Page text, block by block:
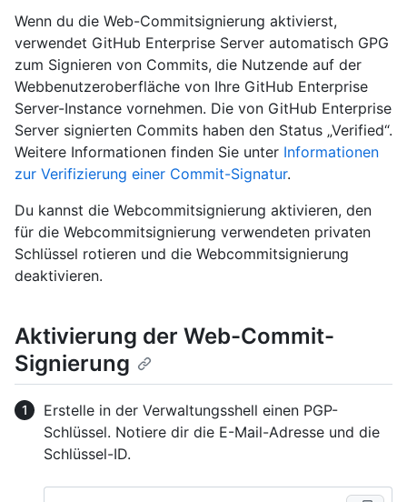
Wenn du die Web-Commitsignierung aktivierst,
verwendet GitHub Enterprise Server automatisch GPG
zum Signieren von Commits, die Nutzende auf der
Webbenutzeroberfläche von Ihre GitHub Enterprise
Server-Instance vornehmen. Die von GitHub Enterprise
Server signierten Commits haben den Status „Verified“.
Weitere Informationen finden Sie unter Informationen
zur Verifizierung einer Commit-Signatur.
Du kannst die Webcommitsignierung aktivieren, den
für die Webcommitsignierung verwendeten privaten
Schlüssel rotieren und die Webcommitsignierung
deaktivieren.
Aktivierung der Web-Commit-
Signierung
Erstelle in der Verwaltungsshell einen PGP-
Schlüssel. Notiere dir die E-Mail-Adresse und die
Schlüssel-ID.